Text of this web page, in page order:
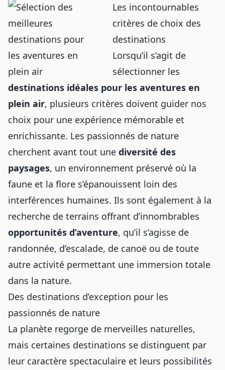
Les incontournables
critères de choix des
destinations
Lorsqu’il s’agit de
sélectionner les
destinations idéales pour les aventures en
plein air, plusieurs critères doivent guider nos
choix pour une expérience mémorable et
enrichissante. Les passionnés de nature
cherchent avant tout une diversité des
paysages, un environnement préservé où la
faune et la flore s’épanouissent loin des
interférences humaines. Ils sont également à la
recherche de terrains offrant d’innombrables
opportunités d’aventure, qu’il s’agisse de
randonnée, d’escalade, de canoë ou de toute
autre activité permettant une immersion totale
dans la nature.
Des destinations d’exception pour les
passionnés de nature
La planète regorge de merveilles naturelles,
mais certaines destinations se distinguent par
leur caractère spectaculaire et leurs possibilités